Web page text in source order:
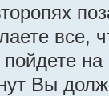
все,
на
Вы